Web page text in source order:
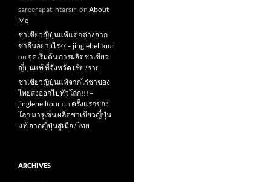
sareerapat intarsirion About
Me
ชาเขียวญี่ปุ่นแท้แตกต่างจาก
ชาอื่นอย่างไร?? – jinglebelltour
on จุดเริ่มต้น การผลิตชาเขียว
ญี่ปุ่นแท้ ที่จังหวัด เชียงราย
ชาเขียวญี่ปุ่นแท้จากไร่ชาของ
ไทยส่งออกไปทั่วโลก!!! –
jinglebelltouron ครั้งแรกของ
โลก มารุเซ็น ผลิตชาเขียวญี่ปุ่น
แท้ จากญี่ปุ่นสู่เมืองไทย
ARCHIVES